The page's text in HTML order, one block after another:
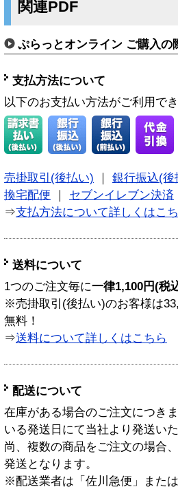
関連PDF
ぷらっとオンライン ご購入の
支払方法について
以下のお支払い方法がご利用で
売掛取引(後払い)
銀行振込(後
換宅配便
セブンイレブン決済
⇒支払方法について詳しくはこ
送料について
1つのご注文毎に一律1,100円(税
※売掛取引(後払い)のお客様は
無料！
⇒送料について詳しくはこちら
配送について
在庫がある場合のご注文につき
いる発送日にて当社より発送い
尚、複数の商品をご注文の場合
発送となります。
※配送業者は「佐川急便」また